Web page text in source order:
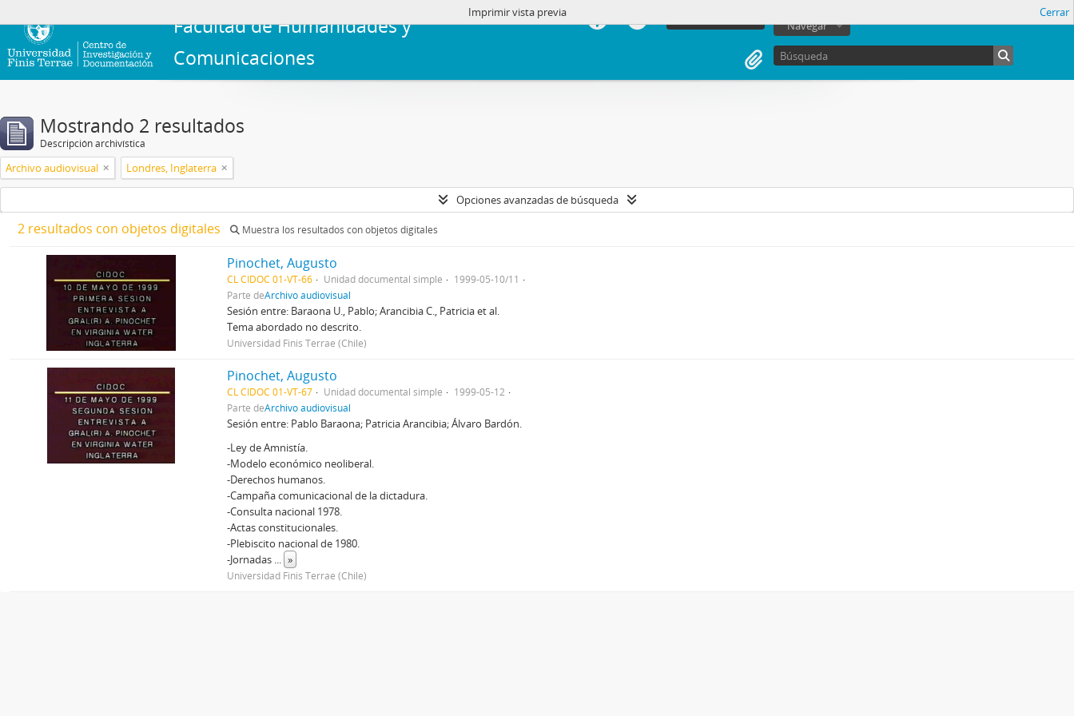
Facultad de Humanidades y
Comunicaciones
Navegar
Imprimir vista previa Cerrar
Mostrando 2 resultados
Descripción archivística
Archivo audiovisual Londres, Inglaterra
Opciones avanzadas de búsqueda
2 resultados con objetos digitales Muestra los resultados con objetos digitales
Pinochet, Augusto
CL CIDOC 01-VT-66 Unidad documental simple
1999-05-10/11
Parte deArchivo audiovisual
Sesión entre: Baraona U., Pablo; Arancibia C., Patricia et al.
Tema abordado no descrito.
Universidad Finis Terrae (Chile)
Pinochet, Augusto
CL CIDOC 01-VT-67 Unidad documental simple
1999-05-12
Parte deArchivo audiovisual
Sesión entre: Pablo Baraona; Patricia Arancibia; Álvaro Bardón.
-Ley de Amnistía.
-Modelo económico neoliberal.
-Derechos humanos.
-Campaña comunicacional de la dictadura.
-Consulta nacional 1978.
-Actas constitucionales.
-Plebiscito nacional de 1980.
-Jornadas ... »
Universidad Finis Terrae (Chile)